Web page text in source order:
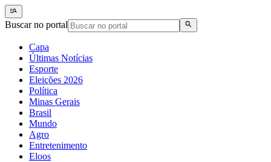
Buscar no portal
Capa
Últimas Notícias
Esporte
Eleições 2026
Política
Minas Gerais
Brasil
Mundo
Agro
Entretenimento
Eloos